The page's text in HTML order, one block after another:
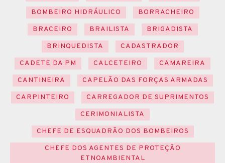
BOMBEIRO HIDRÁULICO
BORRACHEIRO
BRACEIRO
BRAILISTA
BRIGADISTA
BRINQUEDISTA
CADASTRADOR
CADETE DA PM
CALCETEIRO
CAMAREIRA
CANTINEIRA
CAPELÃO DAS FORÇAS ARMADAS
CARPINTEIRO
CARREGADOR DE SUPRIMENTOS
CERIMONIALISTA
CHEFE DE ESQUADRÃO DOS BOMBEIROS
CHEFE DOS AGENTES DE PROTEÇÃO
ETNOAMBIENTAL